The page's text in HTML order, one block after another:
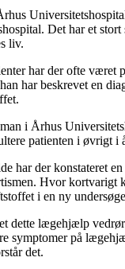
Det har et stort
liv.
har der ofte været
har beskrevet en
i Århus
patienten i øvrigt i
har der konstateret
Hvor kortvarigt
i en ny
dette lægehjælp
symptomer på
det.